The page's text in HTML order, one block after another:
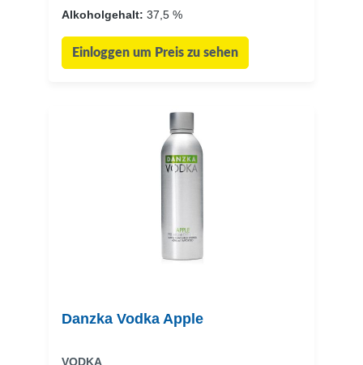
Alkoholgehalt: 37,5 %
Einloggen um Preis zu sehen
Danzka Vodka Apple
VODKA